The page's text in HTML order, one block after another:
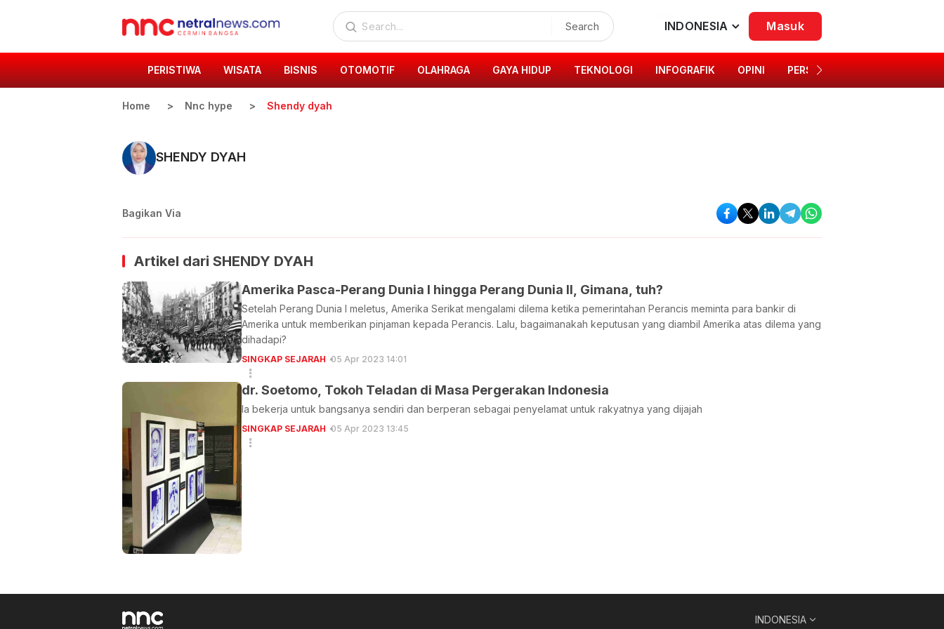
Search INDONESIA Masuk
PERISTIWA WISATA BISNIS OTOMOTIF OLAHRAGA GAYA HIDUP TEKNOLOGI INFOGRAFIK OPINI PERSONA
Home Nnc hype Shendy dyah
SHENDY DYAH
Bagikan Via
Artikel dari SHENDY DYAH
Amerika Pasca-Perang Dunia I hingga Perang Dunia II, Gimana, tuh?
Setelah Perang Dunia I meletus, Amerika Serikat mengalami dilema ketika pemerintahan Perancis meminta para bankir di
Amerika untuk memberikan pinjaman kepada Perancis. Lalu, bagaimanakah keputusan yang diambil Amerika atas dilema yang
dihadapi?
SINGKAP SEJARAH 05 Apr 2023 14:01
dr. Soetomo, Tokoh Teladan di Masa Pergerakan Indonesia
Ia bekerja untuk bangsanya sendiri dan berperan sebagai penyelamat untuk rakyatnya yang dijajah
SINGKAP SEJARAH 05 Apr 2023 13:45
INDONESIA